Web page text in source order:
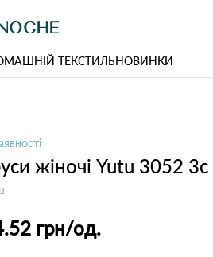
ТЕКСТИЛЬНОВИНКИ
жіночі Yutu 3052 3с
грн/од.